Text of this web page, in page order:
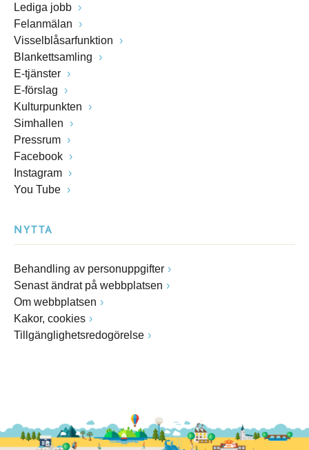
Lediga jobb
Felanmälan
Visselblåsarfunktion
Blankettsamling
E-tjänster
E-förslag
Kulturpunkten
Simhallen
Pressrum
Facebook
Instagram
You Tube
NYTTA
Behandling av personuppgifter
Senast ändrat på webbplatsen
Om webbplatsen
Kakor, cookies
Tillgänglighetsredogörelse